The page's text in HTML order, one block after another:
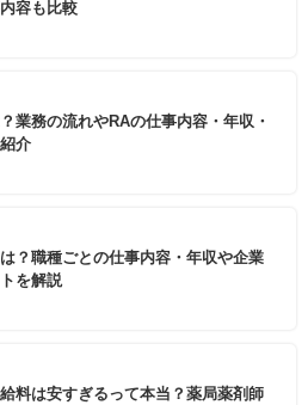
容も比較
業務の流れやRAの仕事内容・年収・
介
？職種ごとの仕事内容・年収や企業
を解説
料は安すぎるって本当？薬局薬剤師